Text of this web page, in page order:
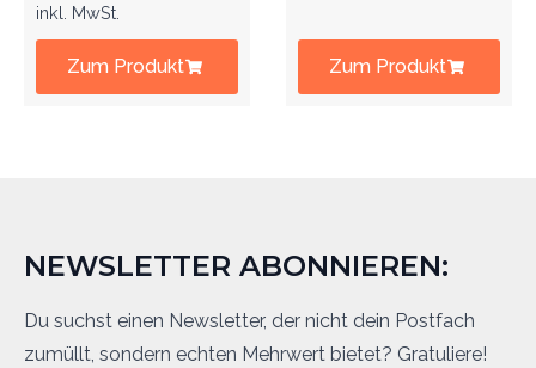
inkl. MwSt.
Zum Produkt Zum Produkt
NEWSLETTER ABONNIEREN:
Du suchst einen Newsletter, der nicht dein Postfach
zumüllt, sondern echten Mehrwert bietet? Gratuliere!